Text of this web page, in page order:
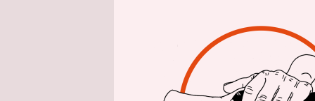
diese
weiß man